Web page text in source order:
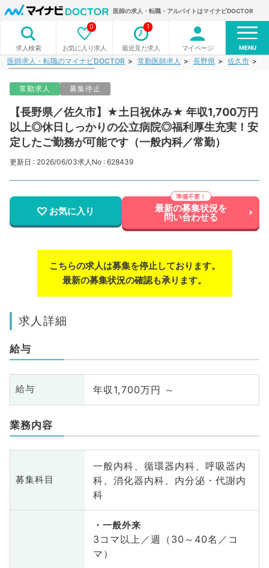
医師の求人・転職・アルバイトはマイナビDOCTOR
求人検索 お気に入り求人
0
最近見た求人
1
マイページ MENU
医師求人・転職のマイナビDOCTOR 常勤医師求人 長野県 佐久市
常勤求人 募集停止
【長野県／佐久市】★土日祝休み★ 年収1,700万円
以上◎休日しっかりの公立病院◎福利厚生充実！安
定したご勤務が可能です（一般内科／常勤）
更新日 : 2026/06/03求人No : 628439
お気に入り 最新の募集状況を
問い合わせる
こちらの求人は募集を停止しております。
最新の募集状況の確認も承ります。
求人詳細
給与
給与 年収1,700万円 ～
業務内容
募集科目
一般内科、循環器内科、呼吸器内
科、消化器内科、内分泌・代謝内
科
一般外来
3コマ以上／週（30～40名／コ
マ）